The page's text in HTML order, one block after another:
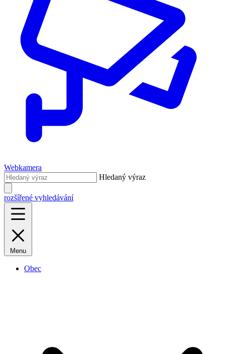
Webkamera
Hledaný výraz
rozšířené vyhledávání
Menu
Obec